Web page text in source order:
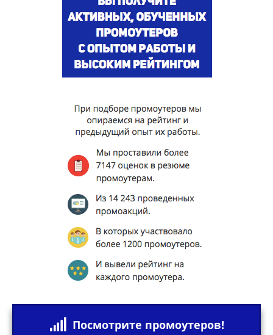
Посмотрите промоутеров!